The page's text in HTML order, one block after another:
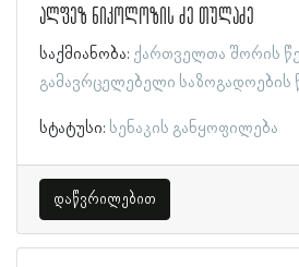
ალფეზ ნიკოლოზის ძე თულაძე
საქმიანობა: ქართველთა შორის
გამავრცელებელი საზოგადოების
სტატუსი: სენაკის განყოფილება
დაწვრილებით